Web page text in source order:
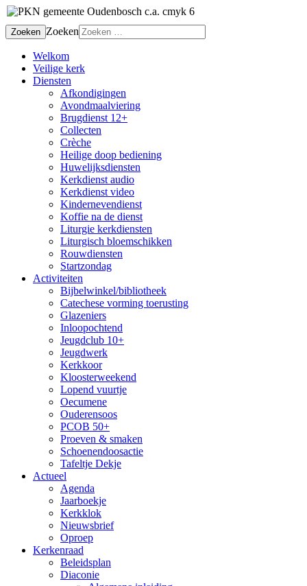
Zoeken Zoeken
Welkom
Veilige kerk
Diensten
Afkondigingen
Avondmaalviering
Brugdienst 12+
Collecten
Crèche
Heilige doop bediening
Huwelijksdiensten
Kerkdienst audio
Kerkdienst video
Kindernevendienst
Koffie na de dienst
Liturgie kerkdiensten
Liturgisch bloemschikken
Rouwdiensten
Startzondag
Activiteiten
Bijbelwinkel/bibliotheek
Catechese vorming toerusting
Glazeniers
Inloopochtend
Jeugdclub 10+
Jeugdwerk
Kerkkoor
Kloosterweekend
Lopend vuurtje
Oecumene
Ouderensoos
PCOB 50+
Proeven & smaken
Schoenendoosactie
Tafeltje Dekje
Actueel
Agenda
Jaarboekje
Kerkklok
Nieuwsbrief
Oproep
Kerkenraad
Beleidsplan
Diaconie